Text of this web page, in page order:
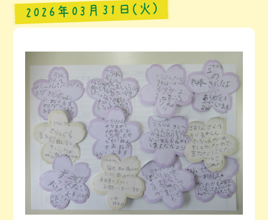
活動報告ブログ
今月の予定
活動場所のご案内
ファンクラブのご案内
お問い合わせ
2026年03月31日(火)